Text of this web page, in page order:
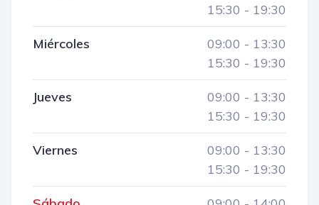
15:30 - 19:30
Miércoles 09:00 - 13:30
15:30 - 19:30
Jueves 09:00 - 13:30
15:30 - 19:30
Viernes 09:00 - 13:30
15:30 - 19:30